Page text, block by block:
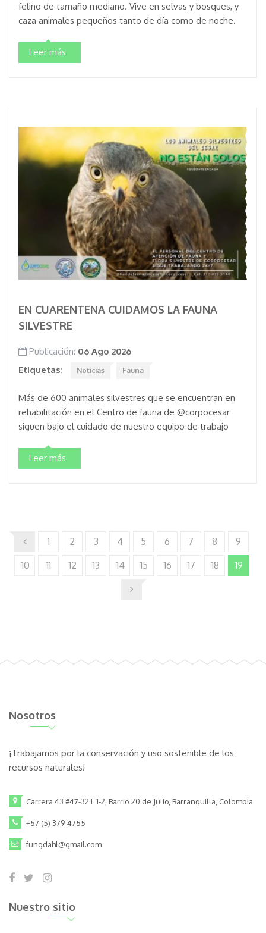
felino de tamaño mediano. Vive en selvas y bosques, y
caza animales pequeños tanto de día como de noche.
Leer más
EN CUARENTENA CUIDAMOS LA FAUNA
SILVESTRE
Publicación: 06 Ago 2026
Etiquetas: Noticias Fauna
Más de 600 animales silvestres que se encuentran en
rehabilitación en el Centro de fauna de @corpocesar
siguen bajo el cuidado de nuestro equipo de trabajo
Leer más
1 2 3 4 5 6 7 8
9
10
11 12 13 14 15 16 17 18 19
Nosotros
¡Trabajamos por la conservación y uso sostenible de los
recursos naturales!
Carrera 43 #47-32 L 1-2, Barrio 20 de Julio, Barranquilla, Colombia
+57 (5) 379-4755
fungdahl@gmail.com
Nuestro sitio